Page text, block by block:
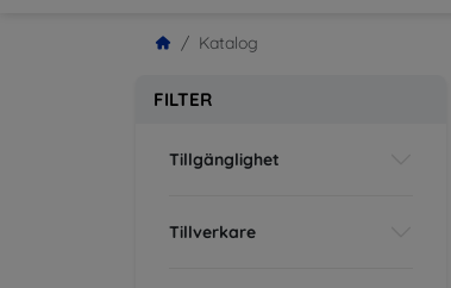
Katalog
FILTER
Tillgänglighet
Tillverkare